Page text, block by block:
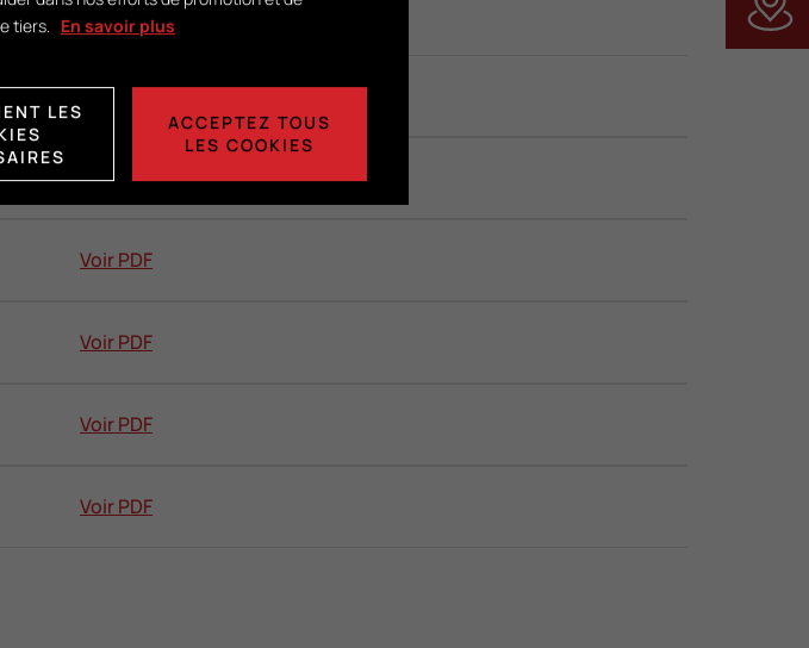
Voir PDF
Voir PDF
Voir PDF
Voir PDF
Voir PDF
Voir PDF
tiers. En savoir plus
LES
ACCEPTEZ TOUS
LES COOKIES